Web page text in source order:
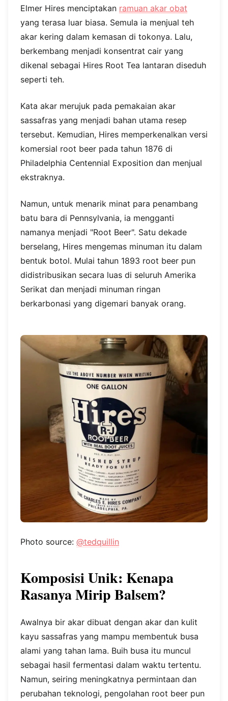
Elmer Hires menciptakan ramuan akar obat
yang terasa luar biasa. Semula ia menjual teh
akar kering dalam kemasan di tokonya. Lalu,
berkembang menjadi konsentrat cair yang
dikenal sebagai Hires Root Tea lantaran diseduh
seperti teh.
Kata akar merujuk pada pemakaian akar
sassafras yang menjadi bahan utama resep
tersebut. Kemudian, Hires memperkenalkan versi
komersial root beer pada tahun 1876 di
Philadelphia Centennial Exposition dan menjual
ekstraknya.
Namun, untuk menarik minat para penambang
batu bara di Pennsylvania, ia mengganti
namanya menjadi "Root Beer". Satu dekade
berselang, Hires mengemas minuman itu dalam
bentuk botol. Mulai tahun 1893 root beer pun
didistribusikan secara luas di seluruh Amerika
Serikat dan menjadi minuman ringan
berkarbonasi yang digemari banyak orang.
Photo source: @tedquillin
Komposisi Unik: Kenapa
Rasanya Mirip Balsem?
Awalnya bir akar dibuat dengan akar dan kulit
kayu sassafras yang mampu membentuk busa
alami yang tahan lama. Buih busa itu muncul
sebagai hasil fermentasi dalam waktu tertentu.
Namun, seiring meningkatnya permintaan dan
perubahan teknologi, pengolahan root beer pun